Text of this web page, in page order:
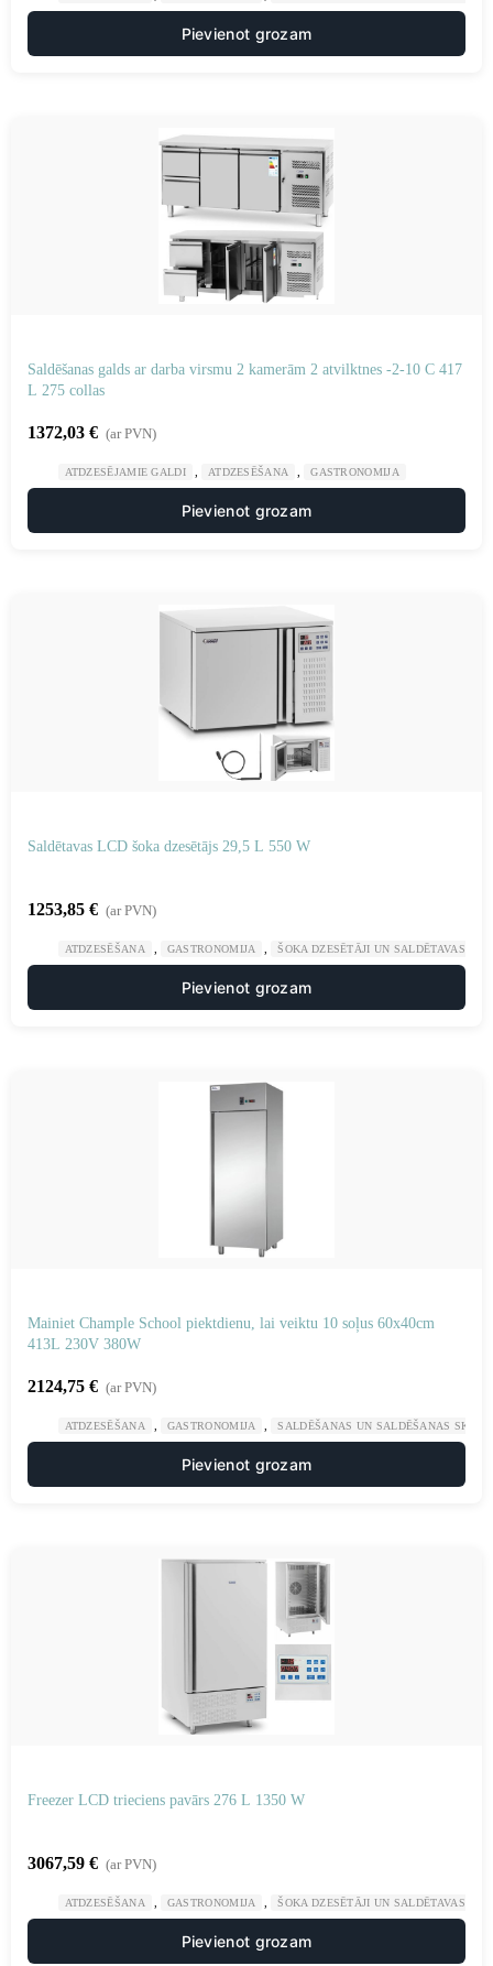
Pievienot grozam
Saldēšanas galds ar darba virsmu 2 kamerām 2 atvilktnes -2-10 C 417
L 275 collas
1372,03 € (ar PVN)
ATDZESĒJAMIE GALDI ATDZESĒŠANA GASTRONOMIJA
Pievienot grozam
Saldētavas LCD šoka dzesētājs 29,5 L 550 W
1253,85 € (ar PVN)
ATDZESĒŠANA GASTRONOMIJA ŠOKA DZESĒTĀJI UN SALDĒTAVAS
Pievienot grozam
Mainiet Chample School piektdienu, lai veiktu 10 soļus 60x40cm
413L 230V 380W
2124,75 € (ar PVN)
ATDZESĒŠANA GASTRONOMIJA SALDĒŠANAS UN SALDĒŠANAS SKAPJI
Pievienot grozam
Freezer LCD trieciens pavārs 276 L 1350 W
3067,59 € (ar PVN)
ATDZESĒŠANA GASTRONOMIJA ŠOKA DZESĒTĀJI UN SALDĒTAVAS
Pievienot grozam